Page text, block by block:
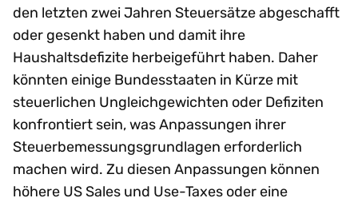
den letzten zwei Jahren Steuersätze abgeschafft
oder gesenkt haben und damit ihre
Haushaltsdefizite herbeigeführt haben. Daher
könnten einige Bundesstaaten in Kürze mit
steuerlichen Ungleichgewichten oder Defiziten
konfrontiert sein, was Anpassungen ihrer
Steuerbemessungsgrundlagen erforderlich
machen wird. Zu diesen Anpassungen können
höhere US Sales und Use-Taxes oder eine